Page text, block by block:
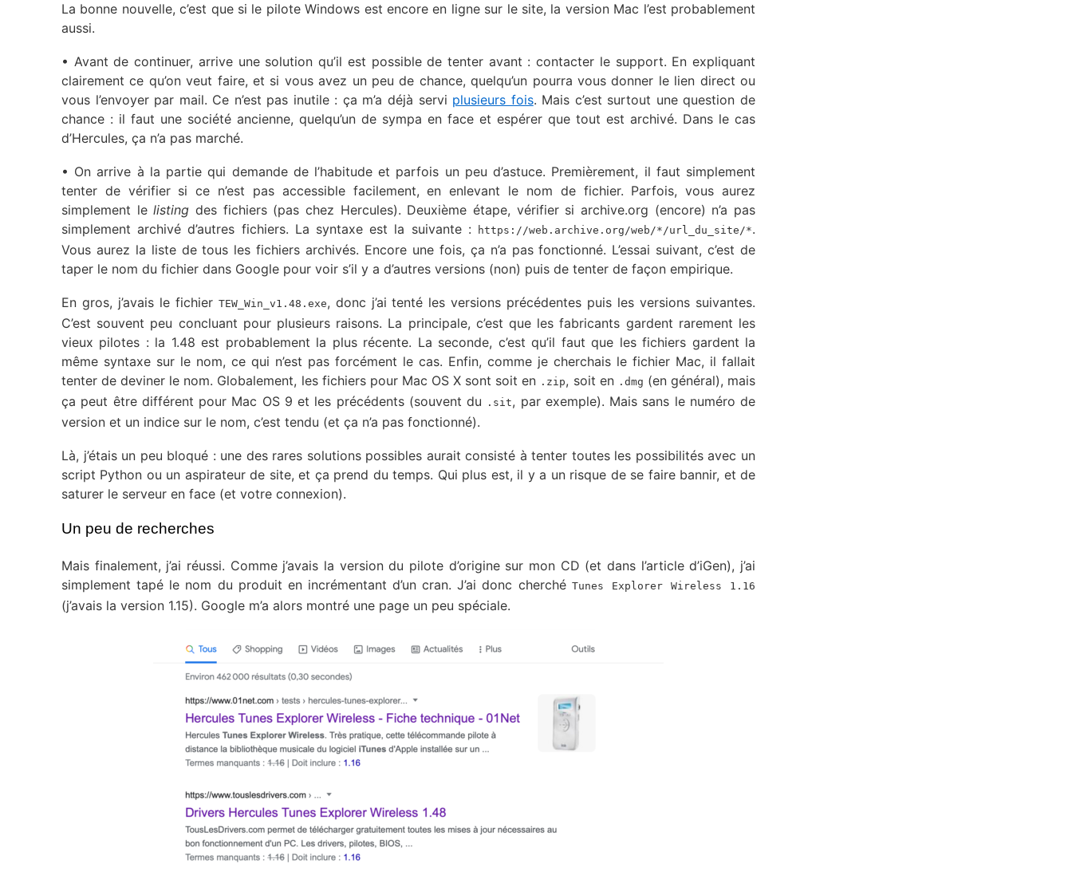
La bonne nouvelle, c’est que si le pilote Windows est encore en ligne sur le site, la version Mac l’est probablement
aussi.
• Avant de continuer, arrive une solution qu’il est possible de tenter avant : contacter le support. En expliquant
clairement ce qu’on veut faire, et si vous avez un peu de chance, quelqu’un pourra vous donner le lien direct ou
vous l’envoyer par mail. Ce n’est pas inutile : ça m’a déjà servi plusieurs fois. Mais c’est surtout une question de
chance : il faut une société ancienne, quelqu’un de sympa en face et espérer que tout est archivé. Dans le cas
d’Hercules, ça n’a pas marché.
• On arrive à la partie qui demande de l’habitude et parfois un peu d’astuce. Premièrement, il faut simplement
tenter de vérifier si ce n’est pas accessible facilement, en enlevant le nom de fichier. Parfois, vous aurez
simplement lelisting des fichiers (pas chez Hercules). Deuxième étape, vérifier si archive.org (encore) n’a pas
simplement archivé d’autres fichiers. La syntaxe est la suivante :
https://web.archive.org/web/*/url_du_site/*.
Vous aurez la liste de tous les fichiers archivés. Encore une fois, ça n’a pas fonctionné. L’essai suivant, c’est de
taper le nom du fichier dans Google pour voir s’il y a d’autres versions (non) puis de tenter de façon empirique.
En gros, j’avais le fichier TEW_Win_v1.48.exe, donc j’ai tenté les versions précédentes puis les versions suivantes.
C’est souvent peu concluant pour plusieurs raisons. La principale, c’est que les fabricants gardent rarement les
vieux pilotes : la 1.48 est probablement la plus récente. La seconde, c’est qu’il faut que les fichiers gardent la
même syntaxe sur le nom, ce qui n’est pas forcément le cas. Enfin, comme je cherchais le fichier Mac, il fallait
tenter de deviner le nom. Globalement, les fichiers pour Mac OS X sont soit en .zip, soit en .dmg (en général), mais
ça peut être différent pour Mac OS 9 et les précédents (souvent du
.sit, par exemple). Mais sans le numéro de
version et un indice sur le nom, c’est tendu (et ça n’a pas fonctionné).
Là, j’étais un peu bloqué : une des rares solutions possibles aurait consisté à tenter toutes les possibilités avec un
script Python ou un aspirateur de site, et ça prend du temps. Qui plus est, il y a un risque de se faire bannir, et de
saturer le serveur en face (et votre connexion).
Un peu de recherches
Mais finalement, j’ai réussi. Comme j’avais la version du pilote d’origine sur mon CD (et dans l’article d’iGen), j’ai
simplement tapé le nom du produit en incrémentant d’un cran. J’ai donc cherché Tunes Explorer Wireless 1.16
(j’avais la version 1.15). Google m’a alors montré une page un peu spéciale.